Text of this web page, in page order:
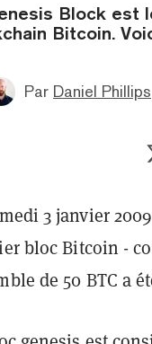
Block est
Bitcoin.
Par Daniel Phillips
3 janvier
bloc Bitcoin -
de 50 BTC a